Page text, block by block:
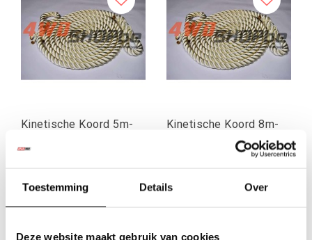
Toestemming Details Over
Deze website maakt gebruik van cookies
Kinetische Koord 5m-
€57,85
Excl. btw
Incl. btw
Kinetische Koord 8m-
€95,04